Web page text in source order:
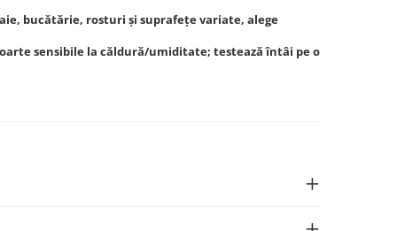
bucătărie, rosturi și suprafețe variate, alege
sensibile la căldură/umiditate; testează întâi pe o